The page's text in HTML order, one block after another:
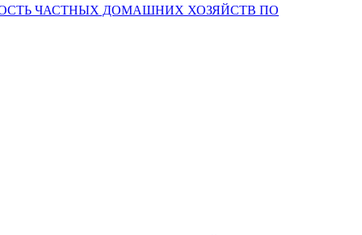
ЧАСТНЫХ ДОМАШНИХ ХОЗЯЙСТВ ПО